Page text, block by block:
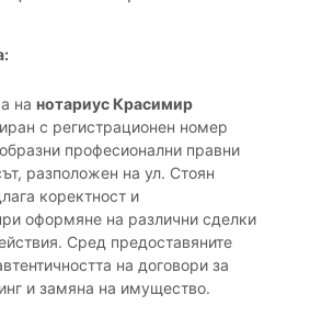
на нотариус Красимир
с регистрационен номер
професионални правни
разположен на ул. Стоян
коректност и
оформяне на различни сделки
Сред предоставяните
на договори за
и замяна на имущество.